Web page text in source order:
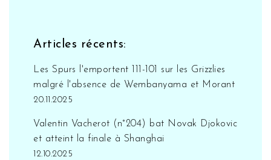
Articles récents:
Les Spurs l'emportent 111-101 sur les Grizzlies
malgré l'absence de Wembanyama et Morant
20.11.2025
Valentin Vacherot (n°204) bat Novak Djokovic
et atteint la finale à Shanghai
12.10.2025